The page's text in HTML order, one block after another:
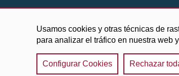
Usamos cookies y otras técnicas de
para analizar el tráfico en nuestra web
Configurar Cookies Rechazar
©2025 Diputación de Granada